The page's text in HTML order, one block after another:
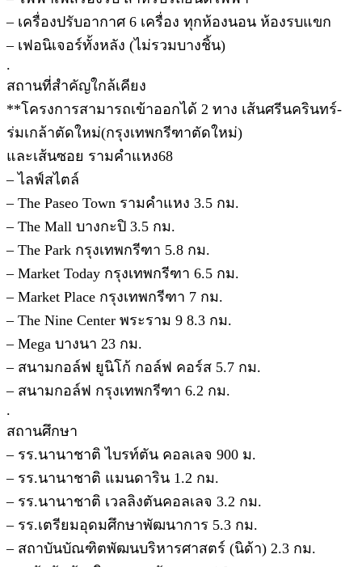
– เครื่องปรับอากาศ 6 เครื่อง ทุกห้องนอน ห้องรบแขก
– เฟอนิเจอร์ทั้งหลัง (ไม่รวมบางชิ้น)
.
สถานที่สำคัญใกล้เคียง
**โครงการสามารถเข้าออกได้ 2 ทาง เส้นศรีนครินทร์-
ร่มเกล้าตัดใหม่(กรุงเทพกรีฑาตัดใหม่)
และเส้นซอย รามคำแหง68
– ไลฟ์สไตล์
– The Paseo Town รามคำแหง 3.5 กม.
– The Mall บางกะปิ 3.5 กม.
– The Park กรุงเทพกรีฑา 5.8 กม.
– Market Today กรุงเทพกรีฑา 6.5 กม.
– Market Place กรุงเทพกรีฑา 7 กม.
– The Nine Center พระราม 9 8.3 กม.
– Mega บางนา 23 กม.
– สนามกอล์ฟ ยูนิโก้ กอล์ฟ คอร์ส 5.7 กม.
– สนามกอล์ฟ กรุงเทพกรีฑา 6.2 กม.
.
สถานศึกษา
– รร.นานาชาติ ไบรท์ตัน คอลเลจ 900 ม.
– รร.นานาชาติ แมนดาริน 1.2 กม.
– รร.นานาชาติ เวลลิงตันคอลเลจ 3.2 กม.
– รร.เตรียมอุดมศึกษาพัฒนาการ 5.3 กม.
– สถาบันบัณฑิตพัฒนบริหารศาสตร์ (นิด้า) 2.3 กม.